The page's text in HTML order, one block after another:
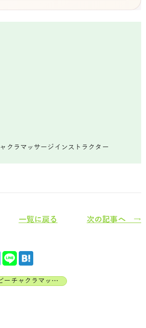
クラマッサージインストラクター
一覧に戻る 次の記事へ →
JAHA認定ベビーチャクラマッサージインストラクター